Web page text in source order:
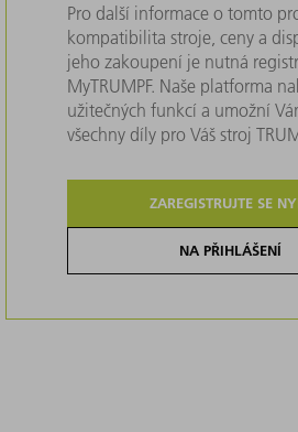
Pro další informace o tomto
kompatibilita stroje, ceny a
jeho zakoupení je nutná
MyTRUMPF. Naše platforma
užitečných funkcí a umožní
všechny díly pro Váš stroj
ZAREGISTRUJTE SE
NA PŘIHLÁŠENÍ